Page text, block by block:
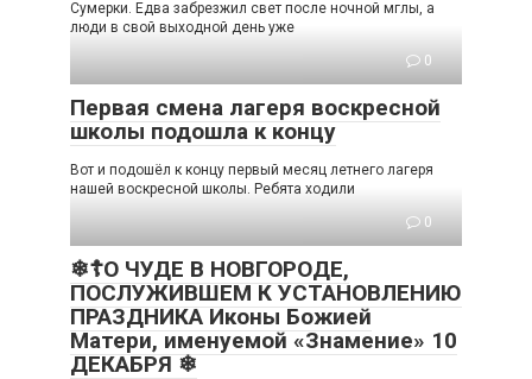
Сумерки. Едва забрезжил свет после ночной мглы, а
люди в свой выходной день уже
0
Первая смена лагеря воскресной
школы подошла к концу
Вот и подошёл к концу первый месяц летнего лагеря
нашей воскресной школы. Ребята ходили
0
❄☦О ЧУДЕ В НОВГОРОДЕ,
ПОСЛУЖИВШЕМ К УСТАНОВЛЕНИЮ
ПРАЗДНИКА Иконы Божией
Матери, именуемой «Знамение» 10
ДЕКАБРЯ ❄